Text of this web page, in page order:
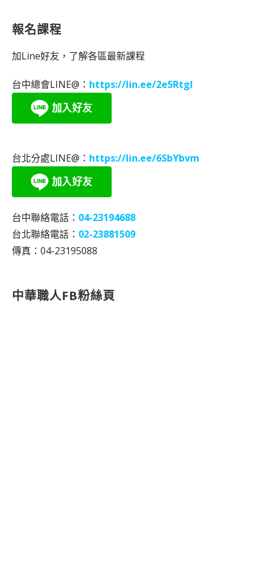
報名課程
加Line好友，了解各區最新課程
台中總會LINE@： https://lin.ee/2e5RtgI
台北分處LINE@： https://lin.ee/6SbYbvm
台中聯絡電話： 04-23194688
台北聯絡電話： 02-23881509
傳真：04-23195088
中華職人FB粉絲頁